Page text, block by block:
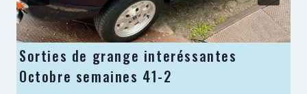
Sorties de grange interéssantes
Octobre semaines 41-2